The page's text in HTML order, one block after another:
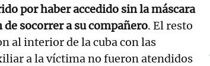
por haber accedido sin la máscara
socorrer a su compañero. El resto
al interior de la cuba con las
a la víctima no fueron atendidos